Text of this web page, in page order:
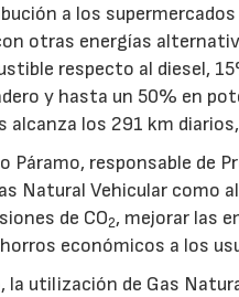
a los
otras energías
respecto al diesel,
y hasta un 50% en
alcanza los 291 km
Páramo, responsable de
Natural Vehicular como
de CO2, mejorar las
económicos a los
la utilización de Gas